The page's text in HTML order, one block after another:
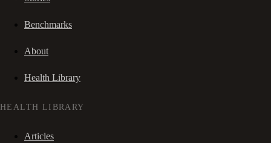
Benchmarks
About
Health Library
HEALTH LIBRARY
Articles